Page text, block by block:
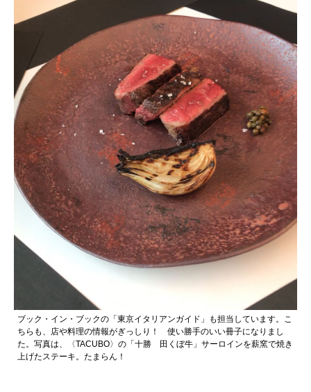
ブック・イン・ブックの「東京イタリアンガイド」も担当しています。こ
ちらも、店や料理の情報がぎっしり！ 使い勝手のいい冊子になりまし
た。写真は、〈TACUBO〉の「十勝 田くぼ牛」サーロインを薪窯で焼き
上げたステーキ。たまらん！